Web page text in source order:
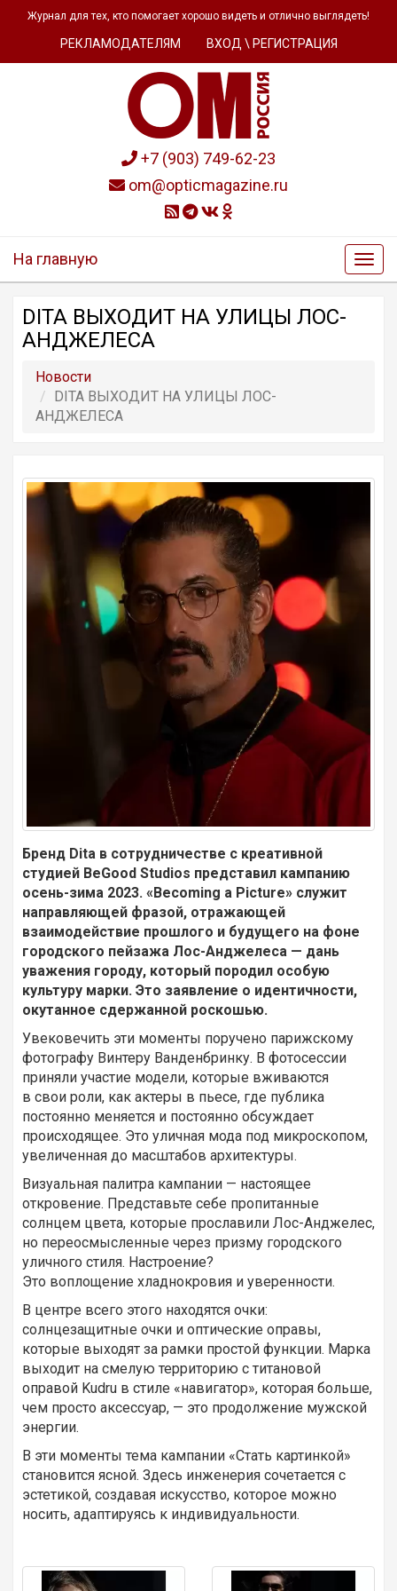
Журнал для тех, кто помогает хорошо видеть и отлично выглядеть!
РЕКЛАМОДАТЕЛЯМ ВХОД \ РЕГИСТРАЦИЯ
+7 (903) 749-62-23
om@opticmagazine.ru
На главную
DITA ВЫХОДИТ НА УЛИЦЫ ЛОС-
АНДЖЕЛЕСА
Новости
DITA ВЫХОДИТ НА УЛИЦЫ ЛОС-
АНДЖЕЛЕСА
Бренд Dita в сотрудничестве с креативной
студией BeGood Studios представил кампанию
осень-зима 2023. «Becoming a Picture» служит
направляющей фразой, отражающей
взаимодействие прошлого и будущего на фоне
городского пейзажа Лос-Анджелеса — дань
уважения городу, который породил особую
культуру марки. Это заявление о идентичности,
окутанное сдержанной роскошью.
Увековечить эти моменты поручено парижскому
фотографу Винтеру Ванденбринку. В фотосессии
приняли участие модели, которые вживаются
в свои роли, как актеры в пьесе, где публика
постоянно меняется и постоянно обсуждает
происходящее. Это уличная мода под микроскопом,
увеличенная до масштабов архитектуры.
Визуальная палитра кампании — настоящее
откровение. Представьте себе пропитанные
солнцем цвета, которые прославили Лос-Анджелес,
но переосмысленные через призму городского
уличного стиля. Настроение?
Это воплощение хладнокровия и уверенности.
В центре всего этого находятся очки:
солнцезащитные очки и оптические оправы,
которые выходят за рамки простой функции. Марка
выходит на смелую территорию с титановой
оправой Kudru в стиле «навигатор», которая больше,
чем просто аксессуар, — это продолжение мужской
энергии.
В эти моменты тема кампании «Стать картинкой»
становится ясной. Здесь инженерия сочетается с
эстетикой, создавая искусство, которое можно
носить, адаптируясь к индивидуальности.